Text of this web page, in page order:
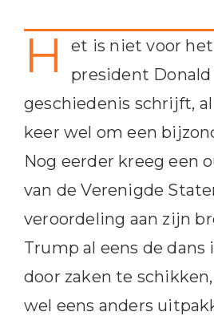
H
et is niet voor
president
geschiedenis schrijft,
keer wel om een
Nog eerder kreeg een
van de Verenigde
veroordeling aan zijn
Trump al eens de dans
door zaken te
wel eens anders